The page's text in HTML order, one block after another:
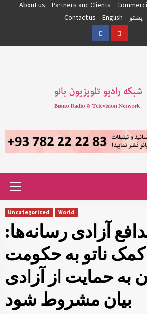
About us Partners and Clients
Contact us
English پشتو
FacebookYouTube
Uncategorized World
آزادی رسانه‌ها:
کمک ناتو به حکومت
به حمایت از آزادی
بیان مشروط شود